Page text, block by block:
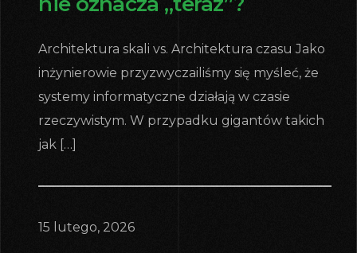
Architektura skali vs. Architektura czasu Jako
inżynierowie przyzwyczailiśmy się myśleć, że
systemy informatyczne działają w czasie
rzeczywistym. W przypadku gigantów takich
jak […]
15 lutego, 2026